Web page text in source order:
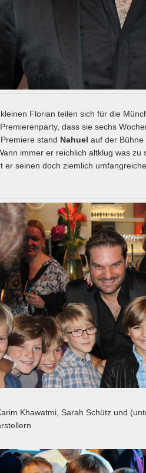
Florian teilen sich für die
dass sie sechs
stand Nahuel auf der
immer er reichlich altklug was
er seinen doch ziemlich
Khawatmi, Sarah Schütz und